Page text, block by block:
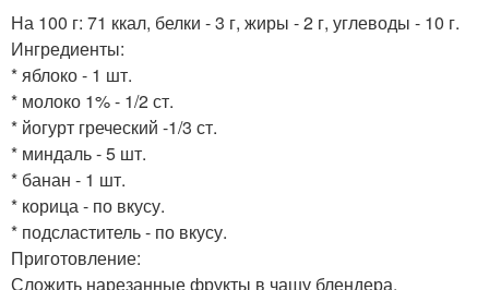
На 100 г: 71 ккал, белки - 3 г, жиры - 2 г, углеводы - 10 г.
Ингредиенты:
* яблоко - 1 шт.
* молоко 1% - 1/2 ст.
* йогурт греческий -1/3 ст.
* миндаль - 5 шт.
* банан - 1 шт.
* корица - по вкусу.
* подсластитель - по вкусу.
Приготовление:
Сложить нарезанные фрукты в чашу блендера.